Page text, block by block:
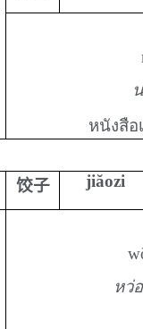
หนังสื
饺子 jiăozi
หว่